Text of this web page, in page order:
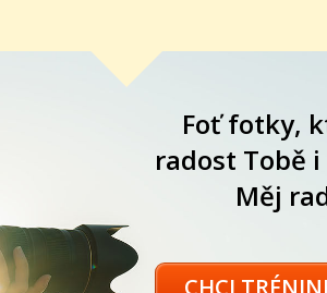
Foť fotky,
radost Tobě
Měj